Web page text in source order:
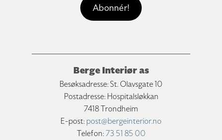
Berge Interiør as
Besøksadresse: St. Olavsgate 10
Postadresse: Hospitalsløkkan
7418 Trondheim
E-post:post@bergeinterior.no
Telefon:73 51 85 00